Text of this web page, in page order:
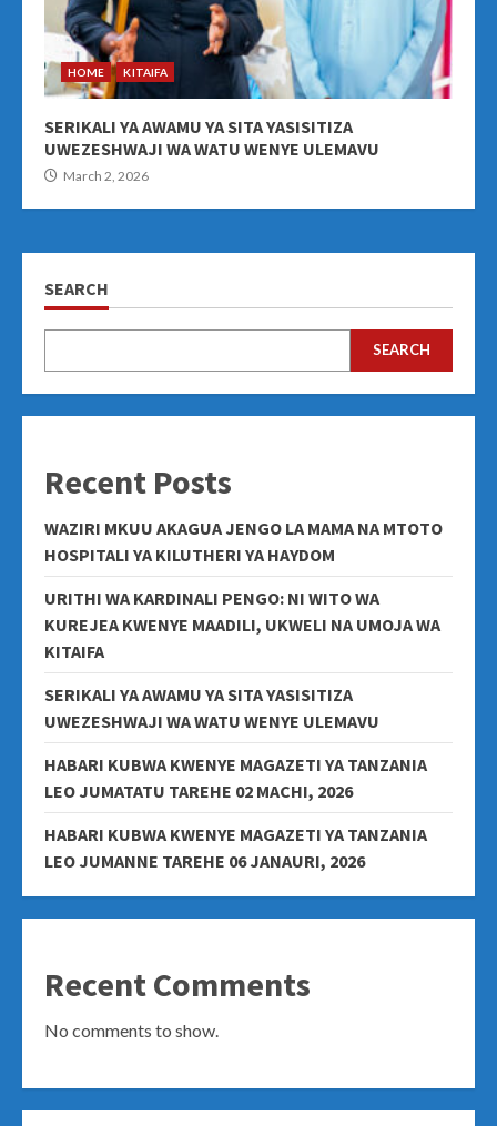
HOME KITAIFA
SERIKALI YA AWAMU YA SITA YASISITIZA
UWEZESHWAJI WA WATU WENYE ULEMAVU
March 2, 2026
SEARCH
SEARCH
Recent Posts
WAZIRI MKUU AKAGUA JENGO LA MAMA NA MTOTO
HOSPITALI YA KILUTHERI YA HAYDOM
URITHI WA KARDINALI PENGO: NI WITO WA
KUREJEA KWENYE MAADILI, UKWELI NA UMOJA WA
KITAIFA
SERIKALI YA AWAMU YA SITA YASISITIZA
UWEZESHWAJI WA WATU WENYE ULEMAVU
HABARI KUBWA KWENYE MAGAZETI YA TANZANIA
LEO JUMATATU TAREHE 02 MACHI, 2026
HABARI KUBWA KWENYE MAGAZETI YA TANZANIA
LEO JUMANNE TAREHE 06 JANAURI, 2026
Recent Comments
No comments to show.